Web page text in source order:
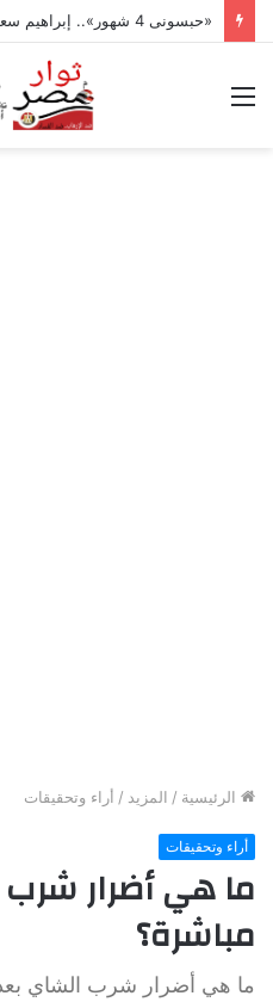
القائمة
الرئيسية / المزيد / أراء وتحقيقات
أراء وتحقيقات
ما هي أضرار شرب
مباشرة؟
ما هي أضرار شرب الشاي